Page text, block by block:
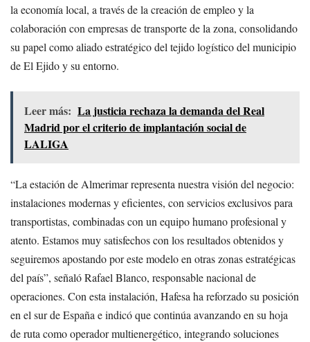
la economía local, a través de la creación de empleo y la
colaboración con empresas de transporte de la zona, consolidando
su papel como aliado estratégico del tejido logístico del municipio
de El Ejido y su entorno.
Leer más: La justicia rechaza la demanda del Real
Madrid por el criterio de implantación social de
LALIGA
“La estación de Almerimar representa nuestra visión del negocio:
instalaciones modernas y eficientes, con servicios exclusivos para
transportistas, combinadas con un equipo humano profesional y
atento. Estamos muy satisfechos con los resultados obtenidos y
seguiremos apostando por este modelo en otras zonas estratégicas
del país”, señaló Rafael Blanco, responsable nacional de
operaciones. Con esta instalación, Hafesa ha reforzado su posición
en el sur de España e indicó que continúa avanzando en su hoja
de ruta como operador multienergético, integrando soluciones